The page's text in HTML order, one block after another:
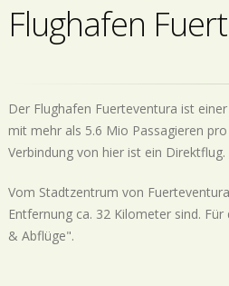
Flughafen
Der Flughafen Fuerteventura ist
mit mehr als 5.6 Mio Passagieren
Verbindung von hier ist ein
Vom Stadtzentrum von
Entfernung ca. 32 Kilometer sind.
& Abflüge".